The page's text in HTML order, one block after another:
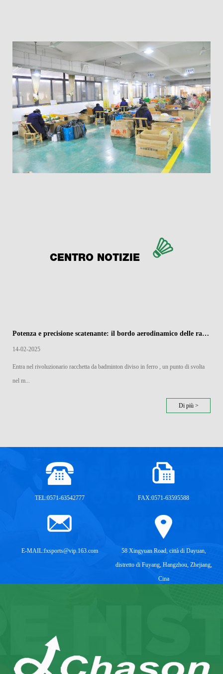
CENTRO NOTIZIE
Potenza e precisione scatenante: il bordo aerodinamico delle racchette di badminton divise in ferro
14-02-2025
Entra nel rivoluzionario racchetta da badminton diviso in ferro , un punto di svolta
nel m...
Di più >
TEL:0571-63542777 FAX:0571-63595588
E-MAIL:fxsports@vip.163.com
58 Xingyuan Road, città di Dayuan,
distretto di Fuyang, Hangzhou, Zhejiang,
Cina